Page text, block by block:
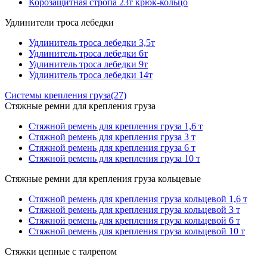
Корозащитная стропа 23т крюк-кольцо
Удлинители троса лебедки
Удлинитель троса лебедки 3,5т
Удлинитель троса лебедки 6т
Удлинитель троса лебедки 9т
Удлинитель троса лебедки 14т
Системы крепления груза(27)
Стяжные ремни для крепления груза
Стяжной ремень для крепления груза 1,6 т
Стяжной ремень для крепления груза 3 т
Стяжной ремень для крепления груза 6 т
Стяжной ремень для крепления груза 10 т
Стяжные ремни для крепления груза кольцевые
Стяжной ремень для крепления груза кольцевой 1,6 т
Стяжной ремень для крепления груза кольцевой 3 т
Стяжной ремень для крепления груза кольцевой 6 т
Стяжной ремень для крепления груза кольцевой 10 т
Стяжки цепные с талрепом